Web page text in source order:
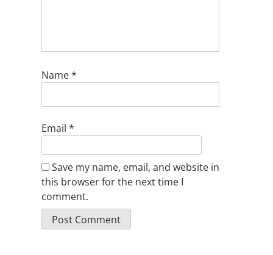
Name*
Email *
Save my name, email, and website in
this browser for the next time I
comment.